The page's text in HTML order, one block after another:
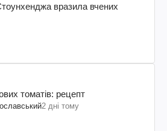
вразила вчених
томатів: рецепт
2 дні тому